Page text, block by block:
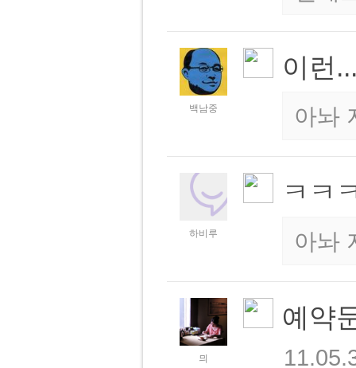
백남중
이런
아놔
하비루
ㅋㅋ
아놔
믜
예약